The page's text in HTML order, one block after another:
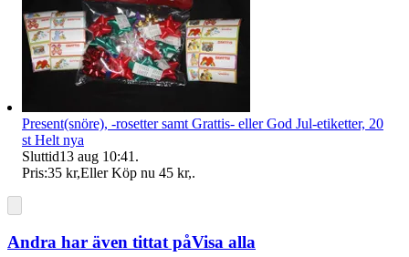
Present(snöre), -rosetter samt Grattis- eller God Jul-etiketter, 20
st Helt nya
Sluttid13 aug 10:41 .
Pris:35 kr,Eller Köp nu 45 kr,.
Andra har även tittat påVisa alla